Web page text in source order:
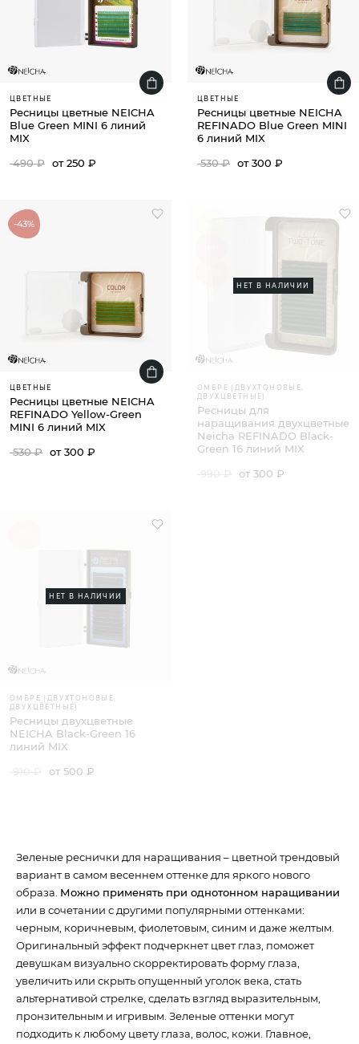
ЦВЕТНЫЕ
Ресницы цветные NEICHA
Blue Green MINI 6 линий
MIX
490 ₽ от 250 ₽
ЦВЕТНЫЕ
Ресницы цветные NEICHA
REFINADO Blue Green MINI
6 линий MIX
530 ₽ от 300 ₽
-43%
ЦВЕТНЫЕ
Ресницы цветные NEICHA
REFINADO Yellow-Green
MINI 6 линий MIX
530 ₽ от 300 ₽
НЕТ В НАЛИЧИИ
ОМБРЕ (ДВУХТОНОВЫЕ,
ДВУХЦВЕТНЫЕ)
Ресницы для
наращивания двухцветные
Neicha REFINADO Black-
Green 16 линий MIX
от 300 ₽
НЕТ В НАЛИЧИИ
ОМБРЕ (ДВУХТОНОВЫЕ,
ДВУХЦВЕТНЫЕ)
Ресницы двухцветные
NEICHA Black-Green 16
линий MIX
от 500 ₽
Зеленые реснички для наращивания – цветной трендовый
вариант в самом весеннем оттенке для яркого нового
образа. Можно применять при однотонном наращивании
или в сочетании с другими популярными оттенками:
черным, коричневым, фиолетовым, синим и даже желтым.
Оригинальный эффект подчеркнет цвет глаз, поможет
девушкам визуально скорректировать форму глаза,
увеличить или скрыть опущенный уголок века, стать
альтернативой стрелке, сделать взгляд выразительным,
пронзительным и игривым. Зеленые оттенки могут
подходить к любому цвету глаза, волос, кожи. Главное,